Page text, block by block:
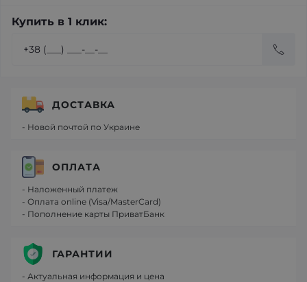
Купить в 1 клик:
ДОСТАВКА
- Новой почтой по Украине
ОПЛАТА
- Наложенный платеж
- Оплата online (Visa/MasterCard)
- Пополнение карты ПриватБанк
ГАРАНТИИ
- Актуальная информация и цена